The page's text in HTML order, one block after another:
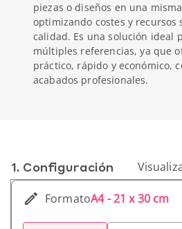
piezas o diseños en una
optimizando costes y recursos
calidad. Es una solución ideal
múltiples referencias, ya que
práctico, rápido y económico,
acabados profesionales.
1. Conf­iguración
FormatoA4 - 21 x 30 cm